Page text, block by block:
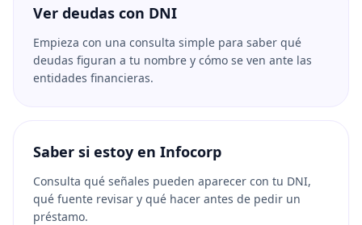
Ver deudas con DNI
Empieza con una consulta simple para saber qué
deudas figuran a tu nombre y cómo se ven ante las
entidades financieras.
Saber si estoy en Infocorp
Consulta qué señales pueden aparecer con tu DNI,
qué fuente revisar y qué hacer antes de pedir un
préstamo.